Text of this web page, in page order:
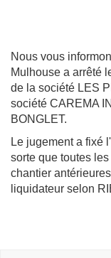
Nous vous
Mulhouse a arrêté
de la société LES
société CAREMA
BONGLET.
Le jugement a fixé
sorte que toutes
chantier
liquidateur selon